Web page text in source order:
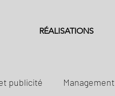
RÉALISATIONS
publicité Management